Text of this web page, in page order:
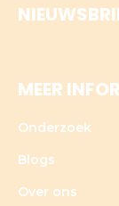
MEER
Onderzoek
Blogs
Over ons